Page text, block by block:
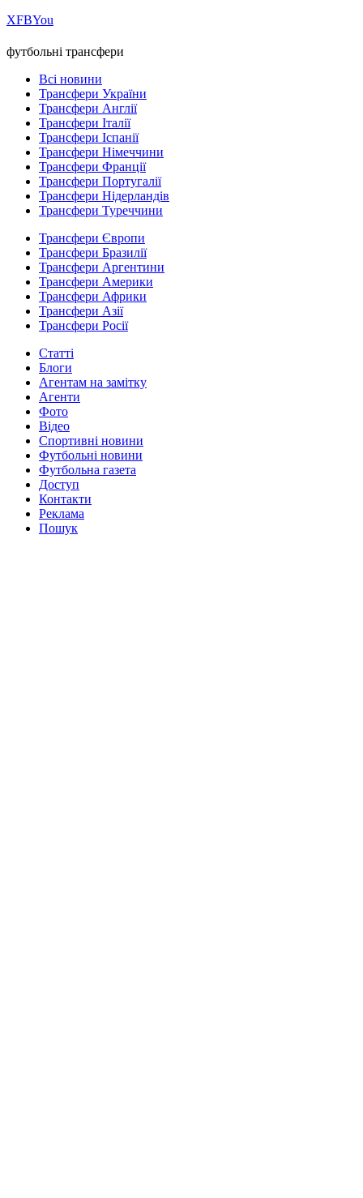
ХFBYou
футбольні трансфери
Всі новини
Трансфери України
Трансфери Англії
Трансфери Італії
Трансфери Іспанії
Трансфери Німеччини
Трансфери Франції
Трансфери Португалії
Трансфери Нідерландів
Трансфери Туреччини
Трансфери Європи
Трансфери Бразилії
Трансфери Аргентини
Трансфери Америки
Трансфери Африки
Трансфери Азії
Трансфери Росії
Статті
Блоги
Агентам на замітку
Агенти
Фото
Відео
Спортивні новини
Футбольні новини
Футбольна газета
Доступ
Контакти
Реклама
Пошук